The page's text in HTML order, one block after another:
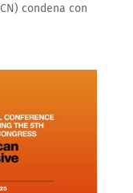
condena con